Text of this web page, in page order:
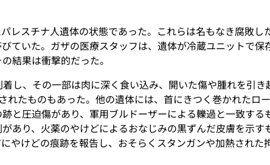
レスチナ人遺体の状態であった。これらは名もなき腐敗し
ていた。ガザの医療スタッフは、遺体が冷蔵ユニットで保
結果は衝撃的だった。
し、その一部は肉に深く食い込み、開いた傷や腫れを引
たものもあった。他の遺体には、首にきつく巻かれたロ
と圧迫傷があり、軍用ブルドーザーによる轢過と一致する
あり、火薬のやけどによるおなじみの黒ずんだ皮膚を示す
けどの痕跡を報告し、おそらくスタンガンや加熱された